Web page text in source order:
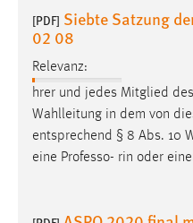
[PDF] Siebte Satzung
02 08
Relevanz:
hrer und jedes Mitglied
Wahlleitung in dem von
entsprechend § 8 Abs. 10
eine Professo- rin oder